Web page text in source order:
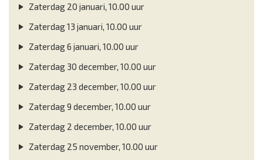
Zaterdag 20 januari, 10.00 uur
Zaterdag 13 januari, 10.00 uur
Zaterdag 6 januari, 10.00 uur
Zaterdag 30 december, 10.00 uur
Zaterdag 23 december, 10.00 uur
Zaterdag 9 december, 10.00 uur
Zaterdag 2 december, 10.00 uur
Zaterdag 25 november, 10.00 uur